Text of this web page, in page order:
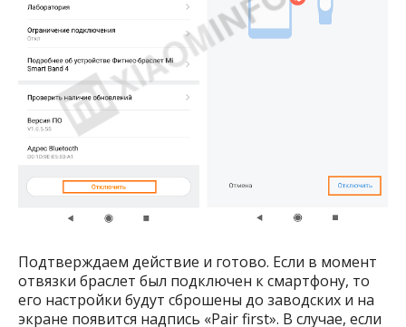
Подтверждаем действие и готово. Если в момент
отвязки браслет был подключен к смартфону, то
его настройки будут сброшены до заводских и на
экране появится надпись «Pair first». В случае, если